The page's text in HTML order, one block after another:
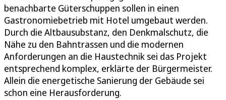
benachbarte Güterschuppen sollen in einen
Gastronomiebetrieb mit Hotel umgebaut werden.
Durch die Altbausubstanz, den Denkmalschutz, die
Nähe zu den Bahntrassen und die modernen
Anforderungen an die Haustechnik sei das Projekt
entsprechend komplex, erklärte der Bürgermeister.
Allein die energetische Sanierung der Gebäude sei
schon eine Herausforderung.